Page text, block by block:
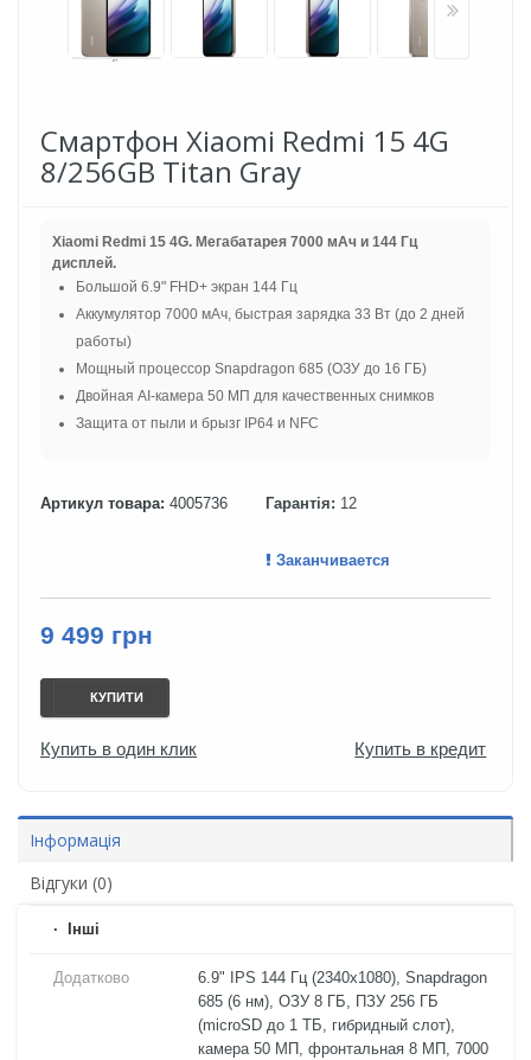
Смартфон Xiaomi Redmi 15 4G
8/256GB Titan Gray
Xiaomi Redmi 15 4G. Мегабатарея 7000 мАч и 144 Гц
дисплей.
Большой 6.9" FHD+ экран 144 Гц
Аккумулятор 7000 мАч, быстрая зарядка 33 Вт (до 2 дней
работы)
Мощный процессор Snapdragon 685 (ОЗУ до 16 ГБ)
Двойная AI-камера 50 МП для качественных снимков
Защита от пыли и брызг IP64 и NFC
Артикул товара: 4005736 Гарантія: 12
Заканчивается
9 499 грн
КУПИТИ
Купить в один клик Купить в кредит
Інформація
Відгуки (0)
Iнші
Додатково
6.9" IPS 144 Гц (2340x1080), Snapdragon
685 (6 нм), ОЗУ 8 ГБ, ПЗУ 256 ГБ
(microSD до 1 ТБ, гибридный слот),
камера 50 МП, фронтальная 8 МП, 7000